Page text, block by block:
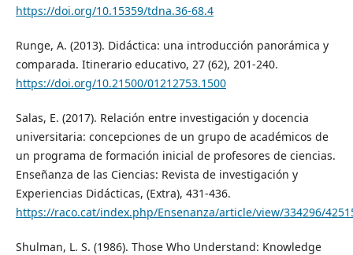
https://doi.org/10.15359/tdna.36-68.4
Runge, A. (2013). Didáctica: una introducción panorámica y
comparada. Itinerario educativo, 27 (62), 201-240.
https://doi.org/10.21500/01212753.1500
Salas, E. (2017). Relación entre investigación y docencia
universitaria: concepciones de un grupo de académicos de
un programa de formación inicial de profesores de ciencias.
Enseñanza de las Ciencias: Revista de investigación y
Experiencias Didácticas, (Extra), 431-436.
https://raco.cat/index.php/Ensenanza/article/view/334296/
Shulman, L. S. (1986). Those Who Understand: Knowledge